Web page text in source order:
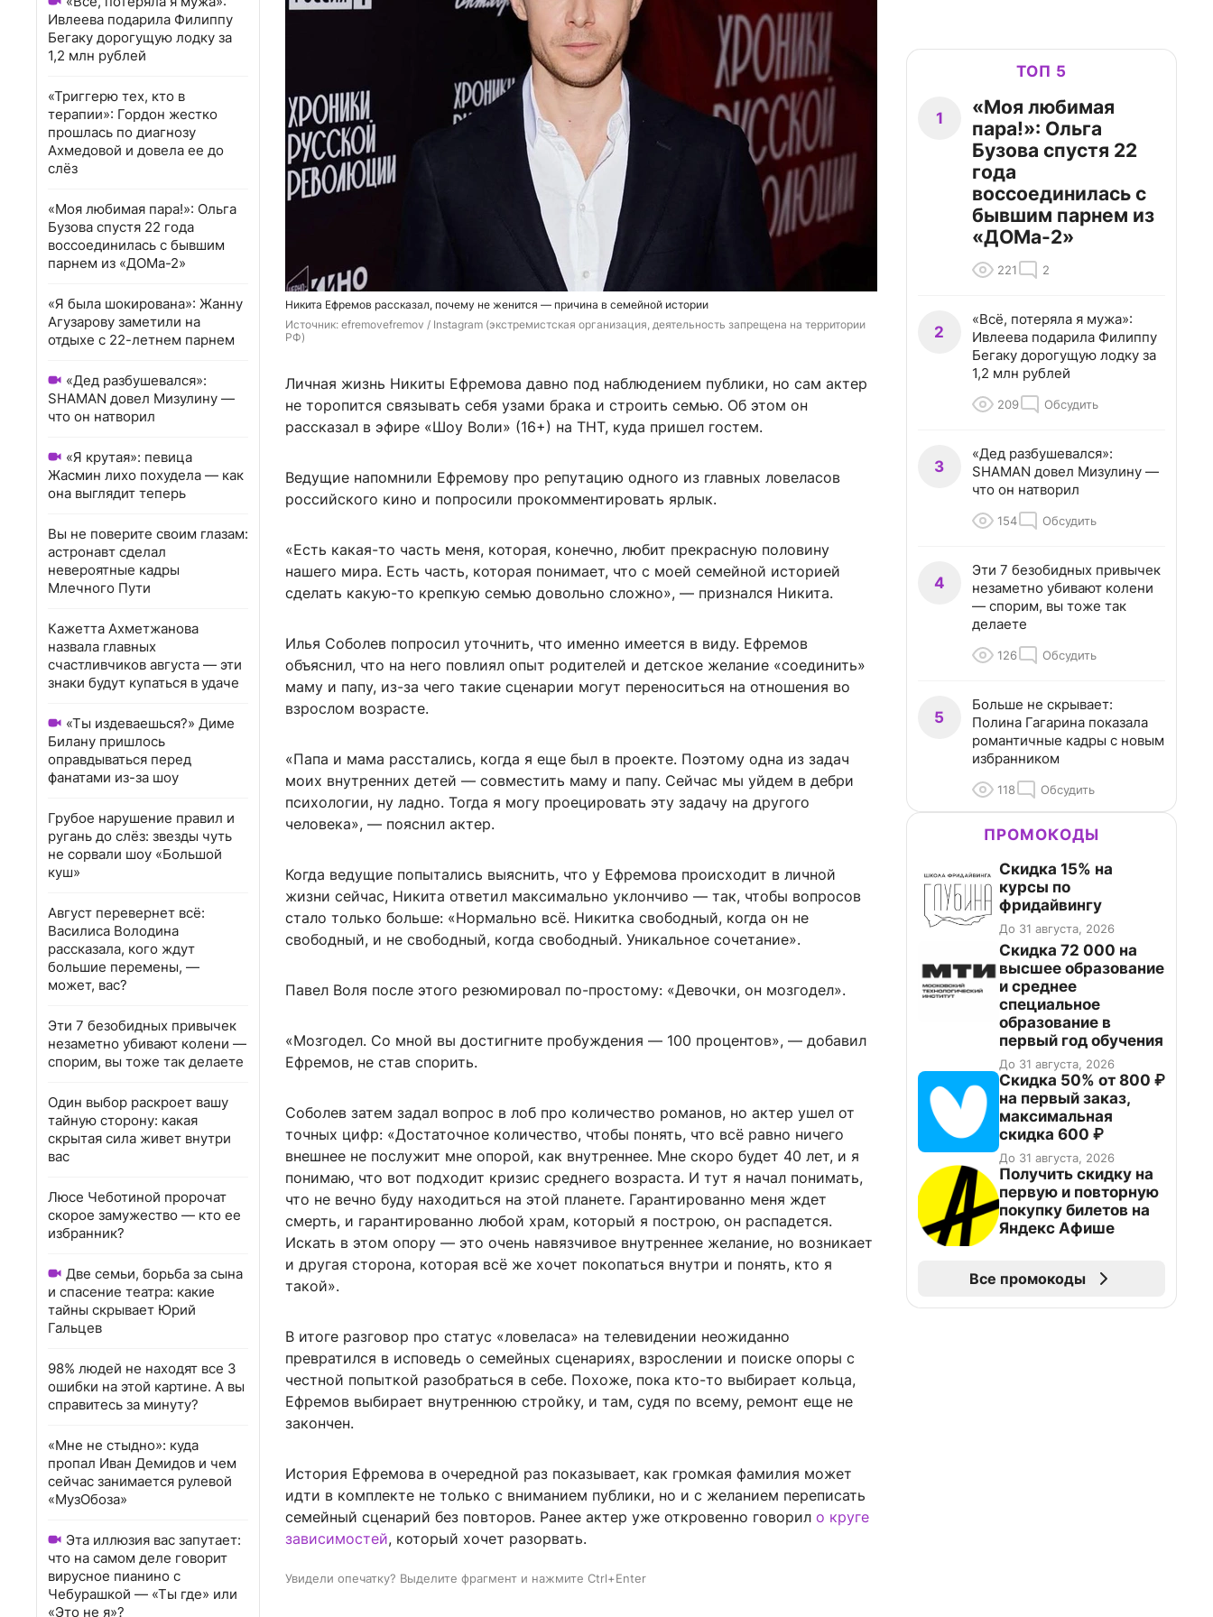
Ивлеева подарила Филиппу
Бегаку дорогущую лодку за
1,2 млн рублей
«Триггерю тех, кто в
терапии»: Гордон жестко
прошлась по диагнозу
Ахмедовой и довела ее до
слёз
«Моя любимая пара!»: Ольга
Бузова спустя 22 года
воссоединилась с бывшим
парнем из «ДОМа-2»
«Я была шокирована»: Жанну
Агузарову заметили на
отдыхе с 22-летнем парнем
«Дед разбушевался»:
SHAMAN довел Мизулину —
что он натворил
«Я крутая»: певица
Жасмин лихо похудела — как
она выглядит теперь
Вы не поверите своим глазам:
астронавт сделал
невероятные кадры
Млечного Пути
Кажетта Ахметжанова
назвала главных
счастливчиков августа — эти
знаки будут купаться в удаче
«Ты издеваешься?» Диме
Билану пришлось
оправдываться перед
фанатами из-за шоу
Грубое нарушение правил и
ругань до слёз: звезды чуть
не сорвали шоу «Большой
куш»
Август перевернет всё:
Василиса Володина
рассказала, кого ждут
большие перемены, —
может, вас?
Эти 7 безобидных привычек
незаметно убивают колени —
спорим, вы тоже так делаете
Один выбор раскроет вашу
тайную сторону: какая
скрытая сила живет внутри
вас
Люсе Чеботиной пророчат
скорое замужество — кто ее
избранник?
Две семьи, борьба за сына
и спасение театра: какие
тайны скрывает Юрий
Гальцев
98% людей не находят все 3
ошибки на этой картине. А вы
справитесь за минуту?
«Мне не стыдно»: куда
пропал Иван Демидов и чем
сейчас занимается рулевой
«МузОбоза»
Эта иллюзия вас запутает:
что на самом деле говорит
вирусное пианино с
Чебурашкой — «Ты где» или
«Это не я»?
Никита Ефремов рассказал, почему не женится — причина в семейной истории
Источник: efremovefremov / Instagram (экстремистская организация, деятельность запрещена на территории
РФ)
Личная жизнь Никиты Ефремова давно под наблюдением публики, но сам актер
не торопится связывать себя узами брака и строить семью. Об этом он
рассказал в эфире «Шоу Воли» (16+) на ТНТ, куда пришел гостем.
Ведущие напомнили Ефремову про репутацию одного из главных ловеласов
российского кино и попросили прокомментировать ярлык.
«Есть какая-то часть меня, которая, конечно, любит прекрасную половину
нашего мира. Есть часть, которая понимает, что с моей семейной историей
сделать какую-то крепкую семью довольно сложно», — признался Никита.
Илья Соболев попросил уточнить, что именно имеется в виду. Ефремов
объяснил, что на него повлиял опыт родителей и детское желание «соединить»
маму и папу, из-за чего такие сценарии могут переноситься на отношения во
взрослом возрасте.
«Папа и мама расстались, когда я еще был в проекте. Поэтому одна из задач
моих внутренних детей — совместить маму и папу. Сейчас мы уйдем в дебри
психологии, ну ладно. Тогда я могу проецировать эту задачу на другого
человека», — пояснил актер.
Когда ведущие попытались выяснить, что у Ефремова происходит в личной
жизни сейчас, Никита ответил максимально уклончиво — так, чтобы вопросов
стало только больше: «Нормально всё. Никитка свободный, когда он не
свободный, и не свободный, когда свободный. Уникальное сочетание».
Павел Воля после этого резюмировал по-простому: «Девочки, он мозгодел».
«Мозгодел. Со мной вы достигните пробуждения — 100 процентов», — добавил
Ефремов, не став спорить.
Соболев затем задал вопрос в лоб про количество романов, но актер ушел от
точных цифр: «Достаточное количество, чтобы понять, что всё равно ничего
внешнее не послужит мне опорой, как внутреннее. Мне скоро будет 40 лет, и я
понимаю, что вот подходит кризис среднего возраста. И тут я начал понимать,
что не вечно буду находиться на этой планете. Гарантированно меня ждет
смерть, и гарантированно любой храм, который я построю, он распадется.
Искать в этом опору — это очень навязчивое внутреннее желание, но возникает
и другая сторона, которая всё же хочет покопаться внутри и понять, кто я
такой».
В итоге разговор про статус «ловеласа» на телевидении неожиданно
превратился в исповедь о семейных сценариях, взрослении и поиске опоры с
честной попыткой разобраться в себе. Похоже, пока кто-то выбирает кольца,
Ефремов выбирает внутреннюю стройку, и там, судя по всему, ремонт еще не
закончен.
История Ефремова в очередной раз показывает, как громкая фамилия может
идти в комплекте не только с вниманием публики, но и с желанием переписать
семейный сценарий без повторов. Ранее актер уже откровенно говорил о круге
зависимостей, который хочет разорвать.
Увидели опечатку? Выделите фрагмент и нажмите Ctrl+Enter
ТОП 5
1
«Моя любимая
пара!»: Ольга
Бузова спустя 22
года
воссоединилась с
бывшим парнем из
«ДОМа-2»
221 2
2
«Всё, потеряла я мужа»:
Ивлеева подарила Филиппу
Бегаку дорогущую лодку за
1,2 млн рублей
209 Обсудить
3
«Дед разбушевался»:
SHAMAN довел Мизулину —
что он натворил
154 Обсудить
4
Эти 7 безобидных привычек
незаметно убивают колени
— спорим, вы тоже так
делаете
126 Обсудить
5
Больше не скрывает:
Полина Гагарина показала
романтичные кадры с новым
избранником
118 Обсудить
ПРОМОКОДЫ
Скидка 15% на
курсы по
фридайвингу
До 31 августа, 2026
Скидка 72 000 на
высшее образование
и среднее
специальное
образование в
первый год обучения
До 31 августа, 2026
Скидка 50% от 800 ₽
на первый заказ,
максимальная
скидка 600 ₽
До 31 августа, 2026
Получить скидку на
первую и повторную
покупку билетов на
Яндекс Афише
Все промокоды